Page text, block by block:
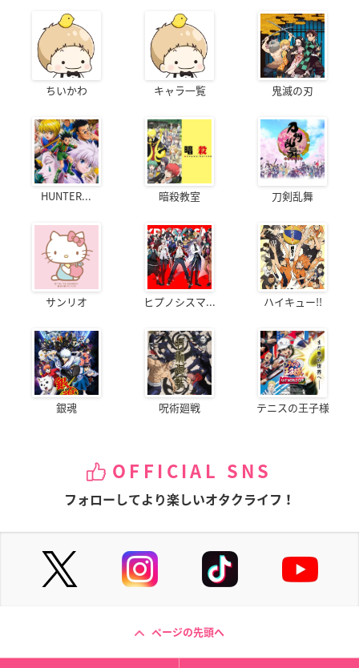
ちいかわ キャラ一覧 鬼滅の刃
HUNTER... 暗殺教室 刀剣乱舞
サンリオ ヒプノシスマ... ハイキュー!!
銀魂 呪術廻戦 テニスの王子様
OFFICIAL SNS
フォローしてより楽しいオタクライフ！
ページの先頭へ